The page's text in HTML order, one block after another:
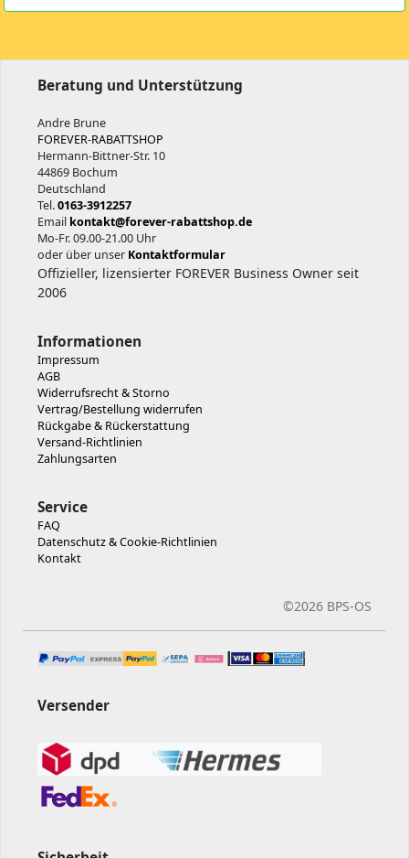
Beratung und Unterstützung
Andre Brune
FOREVER-RABATTSHOP
Hermann-Bittner-Str. 10
44869 Bochum
Deutschland
Tel.0163-3912257
Email kontakt@forever-rabattshop.de
Mo-Fr. 09.00-21.00 Uhr
oder über unser Kontaktformular
Offizieller, lizensierter FOREVER Business Owner seit
2006
Informationen
Impressum
AGB
Widerrufsrecht & Storno
Vertrag/Bestellung widerrufen
Rückgabe & Rückerstattung
Versand-Richtlinien
Zahlungsarten
Service
FAQ
Datenschutz & Cookie-Richtlinien
Kontakt
©2026 BPS-OS
Versender